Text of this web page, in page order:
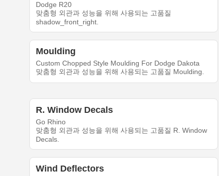
Dodge R20
맞춤형 외관과 성능을 위해 사용되는 고품질
shadow_front_right.
Moulding
Custom Chopped Style Moulding For Dodge Dakota
맞춤형 외관과 성능을 위해 사용되는 고품질 Moulding.
R. Window Decals
Go Rhino
맞춤형 외관과 성능을 위해 사용되는 고품질 R. Window
Decals.
Wind Deflectors